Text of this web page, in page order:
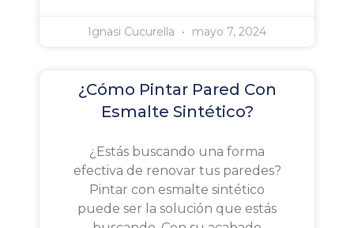
Ignasi Cucurella mayo 7, 2024
¿Cómo Pintar Pared Con
Esmalte Sintético?
¿Estás buscando una forma
efectiva de renovar tus paredes?
Pintar con esmalte sintético
puede ser la solución que estás